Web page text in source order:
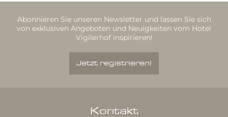
Abonnieren Sie unseren Newsletter und lassen Sie sich
von exklusiven Angeboten und Neuigkeiten vom Hotel
Vigilerhof inspirieren!
Jetzt registrieren!
Kontakt